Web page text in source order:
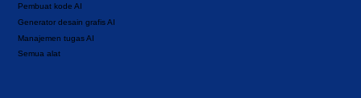
Semua alat
Manajemen tugas AI
Generator desain grafis AI
Pembuat kode AI